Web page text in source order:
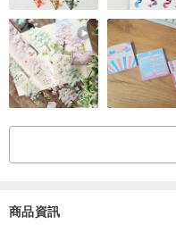
商品資訊